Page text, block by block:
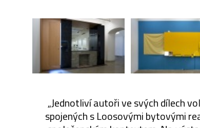
„Jednotliví autoři ve svých dílech
spojených s Loosovými bytovými